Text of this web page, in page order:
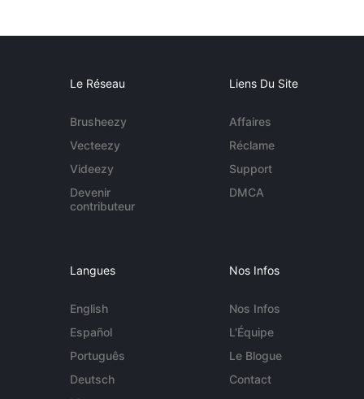
Le Réseau
Brusheezy
Vecteezy
Videezy
Devenir
contributeur
Liens Du Site
Affaires
Réclame
Support
DMCA
Langues
English
Español
Português
Deutsch
Nos Infos
Nos Infos
L'Équipe
Le Blogue
Contact